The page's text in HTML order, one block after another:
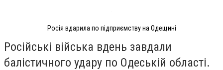
Росія вдарила по підприємству на Одещині
Російські війська вдень завдали
балістичного удару по Одеській області.